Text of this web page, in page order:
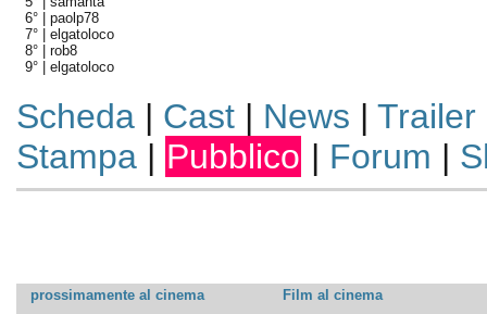
6° | paolp78
7° | elgatoloco
8° | rob8
9° | elgatoloco
Scheda| Cast| News | Trailer
Stampa| Pubblico | Forum |
prossimamente al cinema
Film al cinema